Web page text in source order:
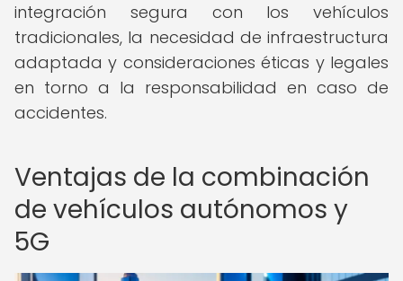
integración segura con los vehículos
tradicionales, la necesidad de infraestructura
adaptada y consideraciones éticas y legales
en torno a la responsabilidad en caso de
accidentes.
Ventajas de la combinación
de vehículos autónomos y
5G